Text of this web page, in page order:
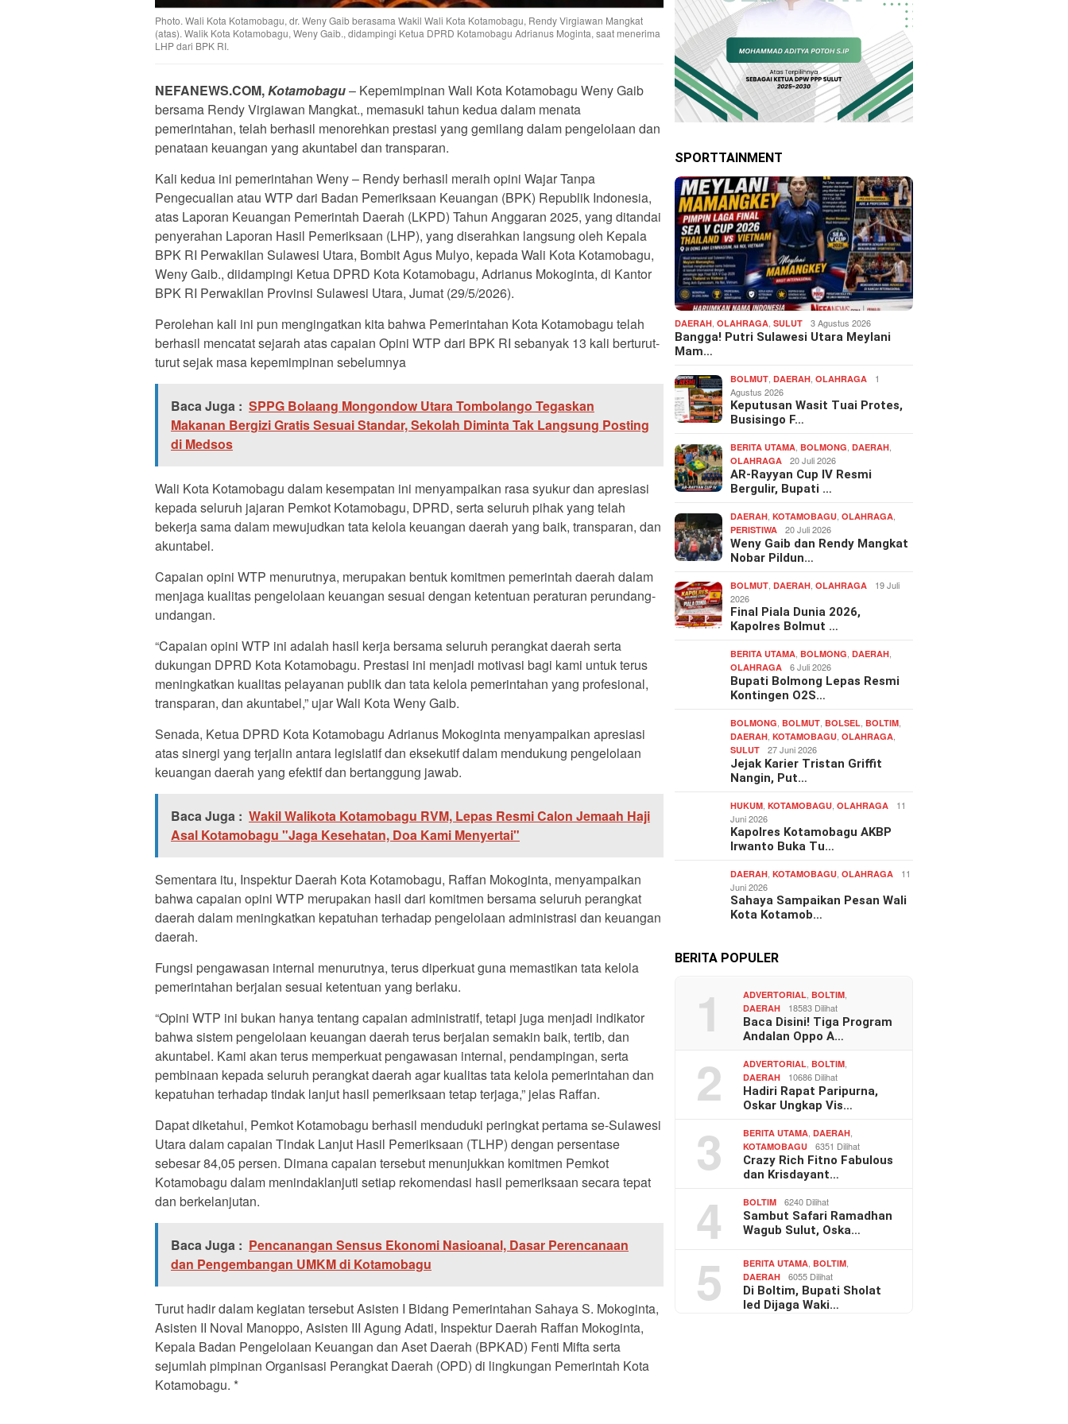
Photo. Wali Kota Kotamobagu, dr. Weny Gaib berasama Wakil Wali Kota Kotamobagu, Rendy Virgiawan Mangkat
(atas). Walik Kota Kotamobagu, Weny Gaib., didampingi Ketua DPRD Kotamobagu Adrianus Moginta, saat menerima
LHP dari BPK RI.
NEFANEWS.COM,Kotamobagu– Kepemimpinan Wali Kota Kotamobagu Weny Gaib
bersama Rendy Virgiawan Mangkat., memasuki tahun kedua dalam menata
pemerintahan, telah berhasil menorehkan prestasi yang gemilang dalam pengelolaan dan
penataan keuangan yang akuntabel dan transparan.
Kali kedua ini pemerintahan Weny – Rendy berhasil meraih opini Wajar Tanpa
Pengecualian atau WTP dari Badan Pemeriksaan Keuangan (BPK) Republik Indonesia,
atas Laporan Keuangan Pemerintah Daerah (LKPD) Tahun Anggaran 2025, yang ditandai
penyerahan Laporan Hasil Pemeriksaan (LHP), yang diserahkan langsung oleh Kepala
BPK RI Perwakilan Sulawesi Utara, Bombit Agus Mulyo, kepada Wali Kota Kotamobagu,
Weny Gaib., diidampingi Ketua DPRD Kota Kotamobagu, Adrianus Mokoginta, di Kantor
BPK RI Perwakilan Provinsi Sulawesi Utara, Jumat (29/5/2026).
Perolehan kali ini pun mengingatkan kita bahwa Pemerintahan Kota Kotamobagu telah
berhasil mencatat sejarah atas capaian Opini WTP dari BPK RI sebanyak 13 kali berturut-
turut sejak masa kepemimpinan sebelumnya
Baca Juga : SPPG Bolaang Mongondow Utara Tombolango Tegaskan
Makanan Bergizi Gratis Sesuai Standar, Sekolah Diminta Tak Langsung Posting
di Medsos
Wali Kota Kotamobagu dalam kesempatan ini menyampaikan rasa syukur dan apresiasi
kepada seluruh jajaran Pemkot Kotamobagu, DPRD, serta seluruh pihak yang telah
bekerja sama dalam mewujudkan tata kelola keuangan daerah yang baik, transparan, dan
akuntabel.
Capaian opini WTP menurutnya, merupakan bentuk komitmen pemerintah daerah dalam
menjaga kualitas pengelolaan keuangan sesuai dengan ketentuan peraturan perundang-
undangan.
“Capaian opini WTP ini adalah hasil kerja bersama seluruh perangkat daerah serta
dukungan DPRD Kota Kotamobagu. Prestasi ini menjadi motivasi bagi kami untuk terus
meningkatkan kualitas pelayanan publik dan tata kelola pemerintahan yang profesional,
transparan, dan akuntabel,” ujar Wali Kota Weny Gaib.
Senada, Ketua DPRD Kota Kotamobagu Adrianus Mokoginta menyampaikan apresiasi
atas sinergi yang terjalin antara legislatif dan eksekutif dalam mendukung pengelolaan
keuangan daerah yang efektif dan bertanggung jawab.
Baca Juga : Wakil Walikota Kotamobagu RVM, Lepas Resmi Calon Jemaah Haji
Asal Kotamobagu "Jaga Kesehatan, Doa Kami Menyertai"
Sementara itu, Inspektur Daerah Kota Kotamobagu, Raffan Mokoginta, menyampaikan
bahwa capaian opini WTP merupakan hasil dari komitmen bersama seluruh perangkat
daerah dalam meningkatkan kepatuhan terhadap pengelolaan administrasi dan keuangan
daerah.
Fungsi pengawasan internal menurutnya, terus diperkuat guna memastikan tata kelola
pemerintahan berjalan sesuai ketentuan yang berlaku.
“Opini WTP ini bukan hanya tentang capaian administratif, tetapi juga menjadi indikator
bahwa sistem pengelolaan keuangan daerah terus berjalan semakin baik, tertib, dan
akuntabel. Kami akan terus memperkuat pengawasan internal, pendampingan, serta
pembinaan kepada seluruh perangkat daerah agar kualitas tata kelola pemerintahan dan
kepatuhan terhadap tindak lanjut hasil pemeriksaan tetap terjaga,” jelas Raffan.
Dapat diketahui, Pemkot Kotamobagu berhasil menduduki peringkat pertama se-Sulawesi
Utara dalam capaian Tindak Lanjut Hasil Pemeriksaan (TLHP) dengan persentase
sebesar 84,05 persen. Dimana capaian tersebut menunjukkan komitmen Pemkot
Kotamobagu dalam menindaklanjuti setiap rekomendasi hasil pemeriksaan secara tepat
dan berkelanjutan.
Baca Juga : Pencanangan Sensus Ekonomi Nasioanal, Dasar Perencanaan
dan Pengembangan UMKM di Kotamobagu
Turut hadir dalam kegiatan tersebut Asisten I Bidang Pemerintahan Sahaya S. Mokoginta,
Asisten II Noval Manoppo, Asisten III Agung Adati, Inspektur Daerah Raffan Mokoginta,
Kepala Badan Pengelolaan Keuangan dan Aset Daerah (BPKAD) Fenti Mifta serta
sejumlah pimpinan Organisasi Perangkat Daerah (OPD) di lingkungan Pemerintah Kota
Kotamobagu. *
SPORTTAINMENT
DAERAH,OLAHRAGA,SULUT 3 Agustus 2026
Bangga! Putri Sulawesi Utara Meylani
Mam…
BOLMUT,DAERAH,OLAHRAGA
1
Agustus 2026
Keputusan Wasit Tuai Protes,
Busisingo F…
BERITA UTAMA, BOLMONG,DAERAH,
OLAHRAGA 20 Juli 2026
AR-Rayyan Cup IV Resmi
Bergulir, Bupati …
DAERAH,KOTAMOBAGU,OLAHRAGA,
PERISTIWA 20 Juli 2026
Weny Gaib dan Rendy Mangkat
Nobar Pildun…
BOLMUT,DAERAH,OLAHRAGA
19 Juli
2026
Final Piala Dunia 2026,
Kapolres Bolmut …
BERITA UTAMA, BOLMONG,DAERAH,
OLAHRAGA 6 Juli 2026
Bupati Bolmong Lepas Resmi
Kontingen O2S…
BOLMONG, BOLMUT, BOLSEL, BOLTIM,
DAERAH,KOTAMOBAGU,OLAHRAGA,
SULUT 27 Juni 2026
Jejak Karier Tristan Griffit
Nangin, Put…
HUKUM,KOTAMOBAGU,OLAHRAGA
11
Juni 2026
Kapolres Kotamobagu AKBP
Irwanto Buka Tu…
DAERAH,KOTAMOBAGU,OLAHRAGA
11
Juni 2026
Sahaya Sampaikan Pesan Wali
Kota Kotamob…
BERITA POPULER
1 ADVERTORIAL, BOLTIM,
DAERAH 18583 Dilihat
Baca Disini! Tiga Program
Andalan Oppo A…
2 ADVERTORIAL, BOLTIM,
DAERAH 10686 Dilihat
Hadiri Rapat Paripurna,
Oskar Ungkap Vis…
3 BERITA UTAMA,DAERAH,
KOTAMOBAGU 6351 Dilihat
Crazy Rich Fitno Fabulous
dan Krisdayant…
4 BOLTIM 6240 Dilihat
Sambut Safari Ramadhan
Wagub Sulut, Oska…
5 BERITA UTAMA, BOLTIM,
DAERAH 6055 Dilihat
Di Boltim, Bupati Sholat
Ied Dijaga Waki…